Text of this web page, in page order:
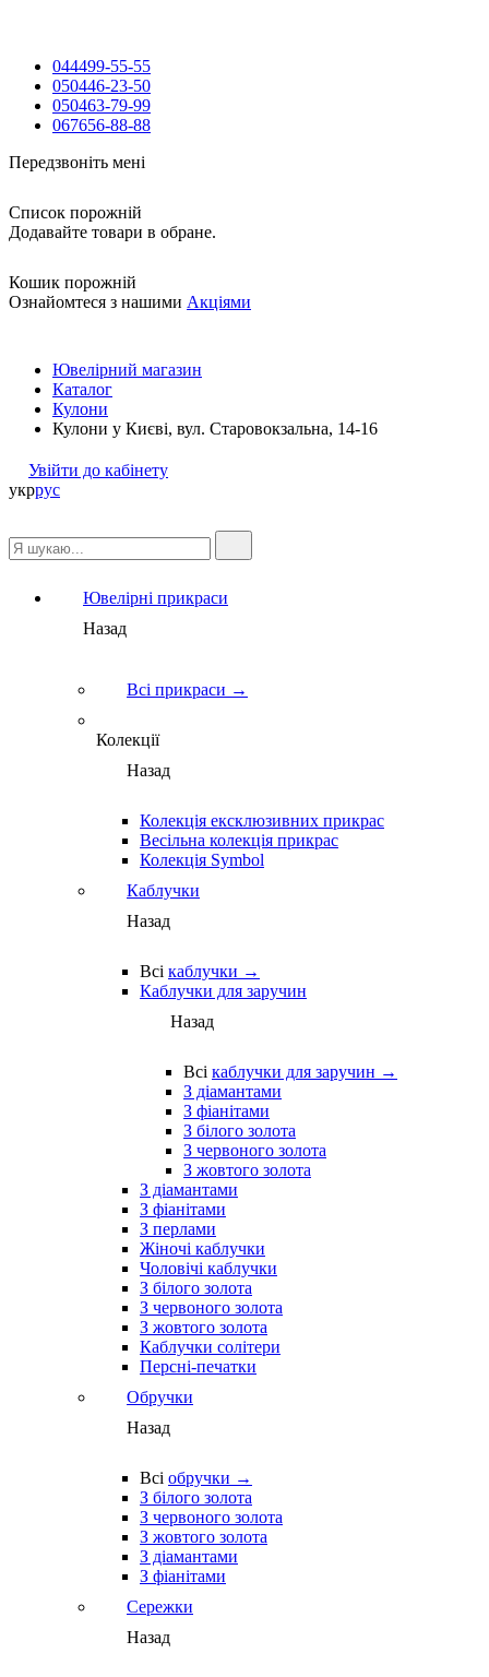
044499-55-55
050446-23-50
050463-79-99
067656-88-88
Передзвоніть мені
Список порожній
Додавайте товари в обране.
Кошик порожній
Ознайомтеся з нашими Акціями
Ювелірний магазин
Каталог
Кулони
Кулони у Києві, вул. Старовокзальна, 14-16
Увійти до кабінету
укррус
Ювелірні прикраси
Назад
Всі прикраси →
Колекції
Назад
Колекція ексклюзивних прикрас
Весільна колекція прикрас
Колекція Symbol
Каблучки
Назад
Всі каблучки →
Каблучки для заручин
Назад
Всі каблучки для заручин →
З діамантами
З фіанітами
З білого золота
З червоного золота
З жовтого золота
З діамантами
З фіанітами
З перлами
Жіночі каблучки
Чоловічі каблучки
З білого золота
З червоного золота
З жовтого золота
Каблучки солітери
Персні-печатки
Обручки
Назад
Всі обручки →
З білого золота
З червоного золота
З жовтого золота
З діамантами
З фіанітами
Сережки
Назад